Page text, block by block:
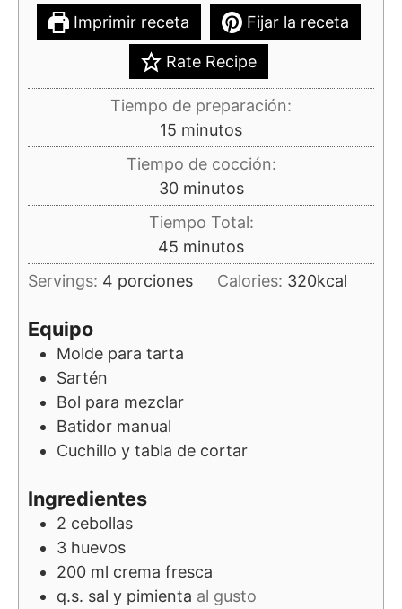
Imprimir receta Fijar la receta
Rate Recipe
Tiempo de preparación:
15 minutos
minutos
Tiempo de cocción:
30minutos
minutos
Tiempo Total:
45 minutos
minutos
Servings: 4 porciones Calories: 320kcal
Equipo
Molde para tarta
Sartén
Bol para mezclar
Batidor manual
Cuchillo y tabla de cortar
Ingredientes
2 cebollas
3 huevos
200 ml crema fresca
q.s. sal y pimienta al gusto